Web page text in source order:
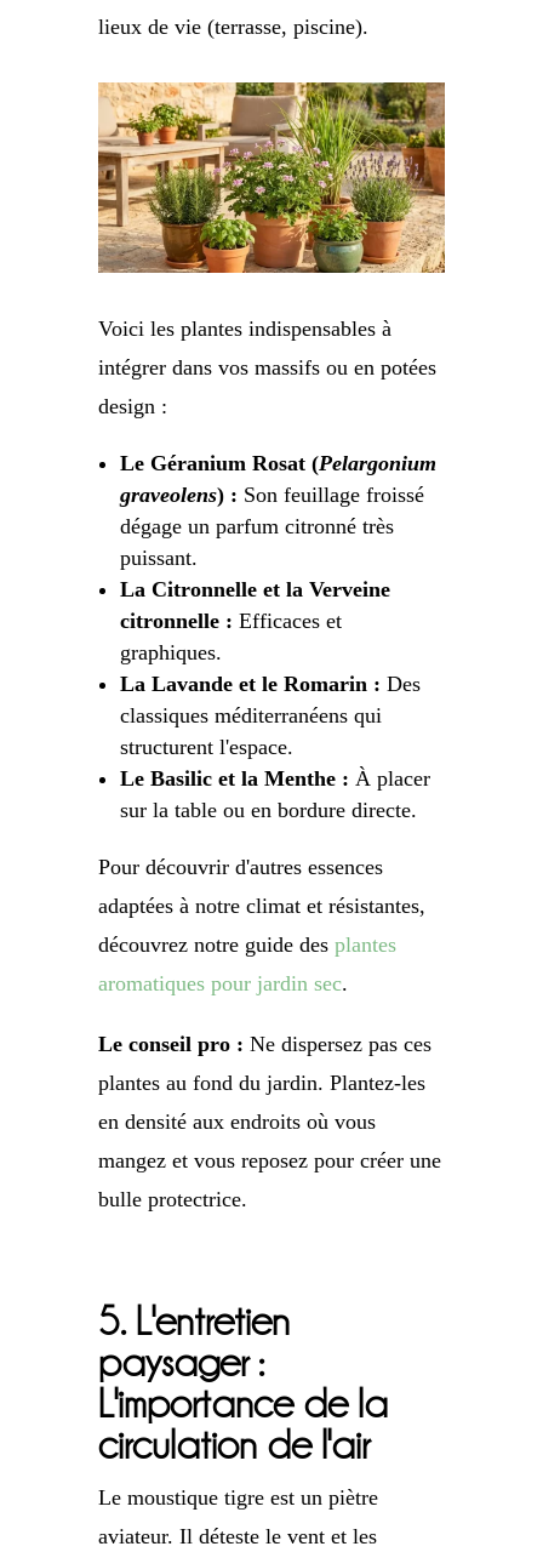
lieux de vie (terrasse, piscine).
Voici les plantes indispensables à
intégrer dans vos massifs ou en potées
design :
Le Géranium Rosat (Pelargonium
graveolens) : Son feuillage froissé
dégage un parfum citronné très
puissant.
La Citronnelle et la Verveine
citronnelle : Efficaces et
graphiques.
La Lavande et le Romarin : Des
classiques méditerranéens qui
structurent l'espace.
Le Basilic et la Menthe : À placer
sur la table ou en bordure directe.
Pour découvrir d'autres essences
adaptées à notre climat et résistantes,
découvrez notre guide des plantes
aromatiques pour jardin sec.
Le conseil pro : Ne dispersez pas ces
plantes au fond du jardin. Plantez-les
en densité aux endroits où vous
mangez et vous reposez pour créer une
bulle protectrice.
5. L'entretien
paysager :
L'importance de la
circulation de l'air
Le moustique tigre est un piètre
aviateur. Il déteste le vent et les